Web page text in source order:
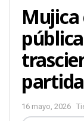
16 mayo, 2026